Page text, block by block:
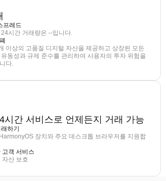
프레드
시간 거래량은 --입니다.
이상의 고품질 디지털 자산을 제공하고 상장된 모든
동성과 규제 준수를 관리하여 사용자의 투자 위험을
다.
시간 서비스로 언제든지 거래 가능
하기
장치와 주요 데스크톱 브라우저를 지원합
고객 서비스
자산 보호